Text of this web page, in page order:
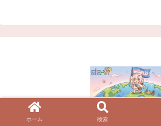
© 2023 VRChatワールド紹
ホーム 検索